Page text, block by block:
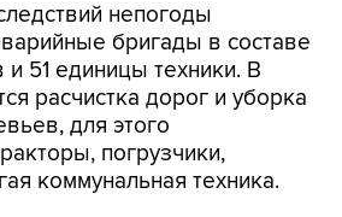
непогоды
бригады в составе
и 51 единицы техники. В
расчистка дорог и уборка
для этого
погрузчики,
коммунальная техника.